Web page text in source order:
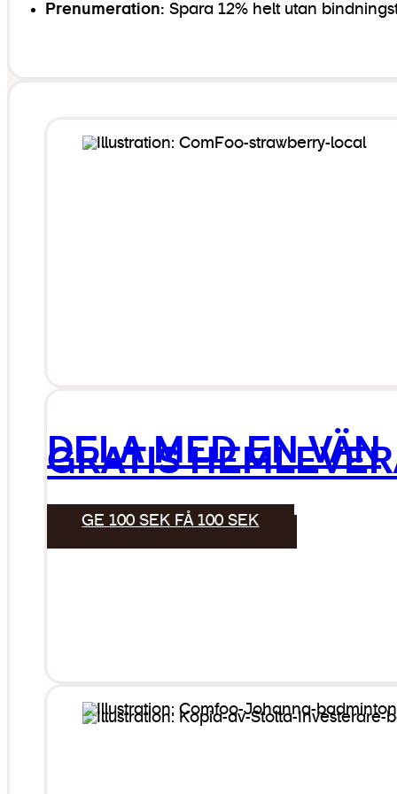
Prenumeration: Spara 12% helt utan
GRATIS
VID KÖP ÖVER 949 SEK
DELA MED EN VÄN
GE 100 SEK FÅ 100 SEK